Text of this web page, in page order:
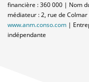
financière : 360 000 | Nom
médiateur : 2, rue de
www.anm.conso.com |
indépendante